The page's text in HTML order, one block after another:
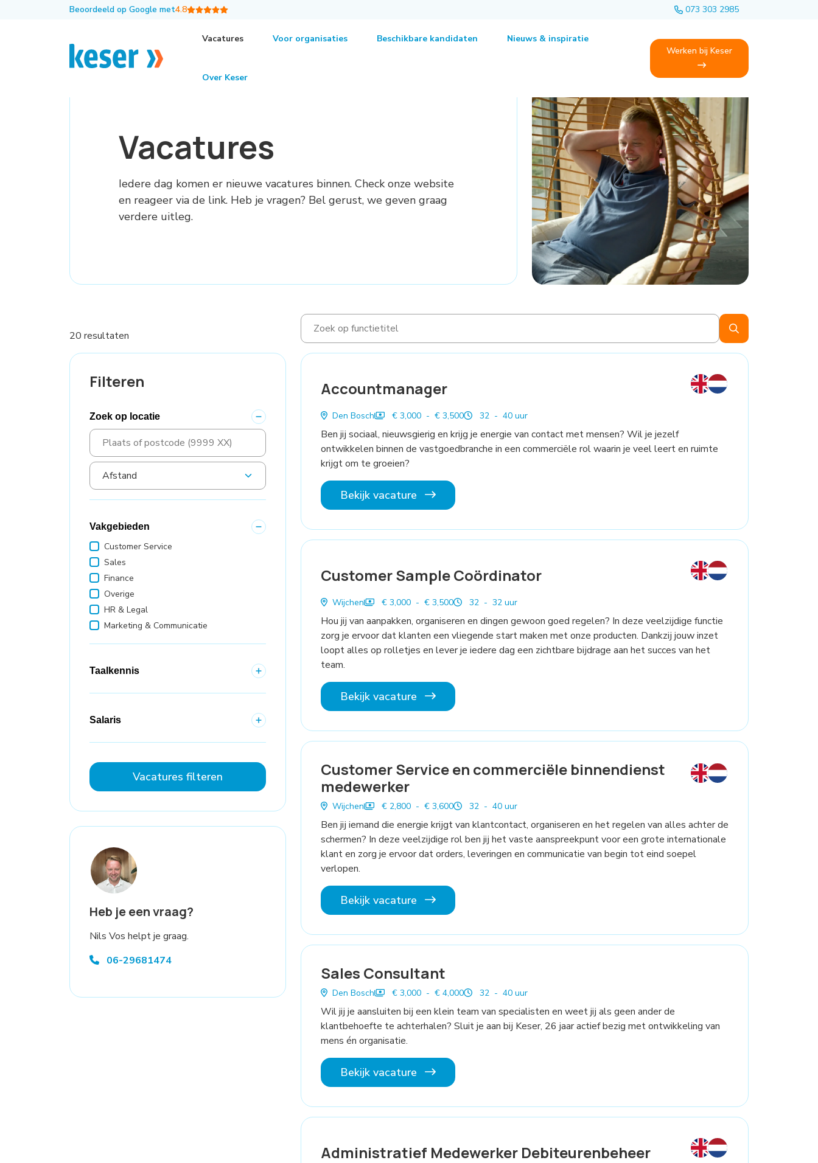
Beoordeeld op Google met4.8 073 303 2985
Vacatures Voor organisaties Beschikbare kandidaten Nieuws & inspiratie
Over Keser
Werken bij Keser
Vacatures
Iedere dag komen er nieuwe vacatures binnen. Check onze website
en reageer via de link. Heb je vragen? Bel gerust, we geven graag
verdere uitleg.
20 resultaten
Filteren
Zoek op locatie
Vakgebieden
Customer Service
Sales
Finance
Overige
HR & Legal
Marketing & Communicatie
Taalkennis
Salaris
Vacatures filteren
Heb je een vraag?
Nils Vos helpt je graag.
06-29681474
Accountmanager
Den Bosch € 3,000 - € 3,500 32 - 40 uur
Ben jij sociaal, nieuwsgierig en krijg je energie van contact met mensen? Wil je jezelf
ontwikkelen binnen de vastgoedbranche in een commerciële rol waarin je veel leert en ruimte
krijgt om te groeien?
Bekijk vacature
Customer Sample Coördinator
Wijchen € 3,000 - € 3,500 32 - 32 uur
Hou jij van aanpakken, organiseren en dingen gewoon goed regelen? In deze veelzijdige functie
zorg je ervoor dat klanten een vliegende start maken met onze producten. Dankzij jouw inzet
loopt alles op rolletjes en lever je iedere dag een zichtbare bijdrage aan het succes van het
team.
Bekijk vacature
Customer Service en commerciële binnendienst
medewerker
Wijchen € 2,800 - € 3,600 32 - 40 uur
Ben jij iemand die energie krijgt van klantcontact, organiseren en het regelen van alles achter de
schermen? In deze veelzijdige rol ben jij het vaste aanspreekpunt voor een grote internationale
klant en zorg je ervoor dat orders, leveringen en communicatie van begin tot eind soepel
verlopen.
Bekijk vacature
Sales Consultant
Den Bosch € 3,000 - € 4,000 32 - 40 uur
Wil jij je aansluiten bij een klein team van specialisten en weet jij als geen ander de
klantbehoefte te achterhalen? Sluit je aan bij Keser, 26 jaar actief bezig met ontwikkeling van
mens én organisatie.
Bekijk vacature
Administratief Medewerker Debiteurenbeheer